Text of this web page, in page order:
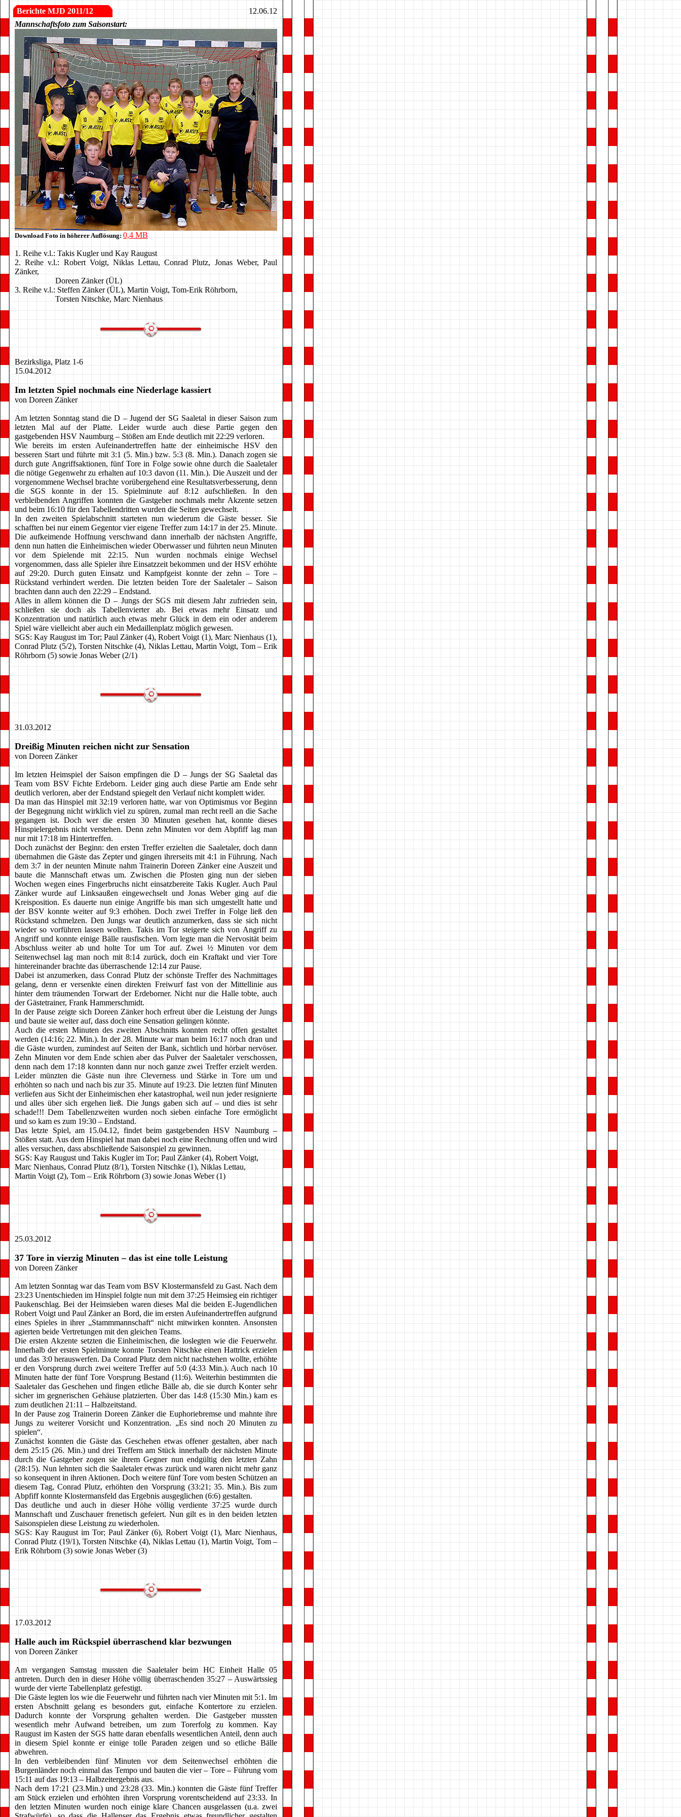
Berichte MJD 2011/12
12.06.12
Mannschaftsfoto zum Saisonstart:
Download Foto in höherer Auflösung: 0,4 MB
1. Reihe v.l.: Takis Kugler und Kay Raugust
2. Reihe v.l.: Robert Voigt, Niklas Lettau, Conrad Plutz, Jonas Weber, Paul
Zänker,
Doreen Zänker (ÜL)
3. Reihe v.l.: Steffen Zänker (ÜL), Martin Voigt, Tom-Erik Röhrborn,
Torsten Nitschke, Marc Nienhaus
Bezirksliga, Platz 1-6
15.04.2012
Im letzten Spiel nochmals eine Niederlage kassiert
von Doreen Zänker
Am letzten Sonntag stand die D – Jugend der SG Saaletal in dieser Saison zum
letzten Mal auf der Platte. Leider wurde auch diese Partie gegen den
gastgebenden HSV Naumburg – Stößen am Ende deutlich mit 22:29 verloren.
Wie bereits im ersten Aufeinandertreffen hatte der einheimische HSV den
besseren Start und führte mit 3:1 (5. Min.) bzw. 5:3 (8. Min.). Danach zogen sie
durch gute Angriffsaktionen, fünf Tore in Folge sowie ohne durch die Saaletaler
die nötige Gegenwehr zu erhalten auf 10:3 davon (11. Min.). Die Auszeit und der
vorgenommene Wechsel brachte vorübergehend eine Resultatsverbesserung, denn
die SGS konnte in der 15. Spielminute auf 8:12 aufschließen. In den
verbleibenden Angriffen konnten die Gastgeber nochmals mehr Akzente setzen
und beim 16:10 für den Tabellendritten wurden die Seiten gewechselt.
In den zweiten Spielabschnitt starteten nun wiederum die Gäste besser. Sie
schafften bei nur einem Gegentor vier eigene Treffer zum 14:17 in der 25. Minute.
Die aufkeimende Hoffnung verschwand dann innerhalb der nächsten Angriffe,
denn nun hatten die Einheimischen wieder Oberwasser und führten neun Minuten
vor dem Spielende mit 22:15. Nun wurden nochmals einige Wechsel
vorgenommen, dass alle Spieler ihre Einsatzzeit bekommen und der HSV erhöhte
auf 29:20. Durch guten Einsatz und Kampfgeist konnte der zehn – Tore –
Rückstand verhindert werden. Die letzten beiden Tore der Saaletaler – Saison
brachten dann auch den 22:29 – Endstand.
Alles in allem können die D – Jungs der SGS mit diesem Jahr zufrieden sein,
schließen sie doch als Tabellenvierter ab. Bei etwas mehr Einsatz und
Konzentration und natürlich auch etwas mehr Glück in dem ein oder anderem
Spiel wäre vielleicht aber auch ein Medaillenplatz möglich gewesen.
SGS: Kay Raugust im Tor; Paul Zänker (4), Robert Voigt (1), Marc Nienhaus (1),
Conrad Plutz (5/2), Torsten Nitschke (4), Niklas Lettau, Martin Voigt, Tom – Erik
Röhrborn (5) sowie Jonas Weber (2/1)
31.03.2012
Dreißig Minuten reichen nicht zur Sensation
von Doreen Zänker
Im letzten Heimspiel der Saison empfingen die D – Jungs der SG Saaletal das
Team vom BSV Fichte Erdeborn. Leider ging auch diese Partie am Ende sehr
deutlich verloren, aber der Endstand spiegelt den Verlauf nicht komplett wider.
Da man das Hinspiel mit 32:19 verloren hatte, war von Optimismus vor Beginn
der Begegnung nicht wirklich viel zu spüren, zumal man recht reell an die Sache
gegangen ist. Doch wer die ersten 30 Minuten gesehen hat, konnte dieses
Hinspielergebnis nicht verstehen. Denn zehn Minuten vor dem Abpfiff lag man
nur mit 17:18 im Hintertreffen.
Doch zunächst der Beginn: den ersten Treffer erzielten die Saaletaler, doch dann
übernahmen die Gäste das Zepter und gingen ihrerseits mit 4:1 in Führung. Nach
dem 3:7 in der neunten Minute nahm Trainerin Doreen Zänker eine Auszeit und
baute die Mannschaft etwas um. Zwischen die Pfosten ging nun der sieben
Wochen wegen eines Fingerbruchs nicht einsatzbereite Takis Kugler. Auch Paul
Zänker wurde auf Linksaußen eingewechselt und Jonas Weber ging auf die
Kreisposition. Es dauerte nun einige Angriffe bis man sich umgestellt hatte und
der BSV konnte weiter auf 9:3 erhöhen. Doch zwei Treffer in Folge ließ den
Rückstand schmelzen. Den Jungs war deutlich anzumerken, dass sie sich nicht
wieder so vorführen lassen wollten. Takis im Tor steigerte sich von Angriff zu
Angriff und konnte einige Bälle rausfischen. Vorn legte man die Nervosität beim
Abschluss weiter ab und holte Tor um Tor auf. Zwei ½ Minuten vor dem
Seitenwechsel lag man noch mit 8:14 zurück, doch ein Kraftakt und vier Tore
hintereinander brachte das überraschende 12:14 zur Pause.
Dabei ist anzumerken, dass Conrad Plutz der schönste Treffer des Nachmittages
gelang, denn er versenkte einen direkten Freiwurf fast von der Mittellinie aus
hinter dem träumenden Torwart der Erdeborner. Nicht nur die Halle tobte, auch
der Gästetrainer, Frank Hammerschmidt.
In der Pause zeigte sich Doreen Zänker hoch erfreut über die Leistung der Jungs
und baute sie weiter auf, dass doch eine Sensation gelingen könnte.
Auch die ersten Minuten des zweiten Abschnitts konnten recht offen gestaltet
werden (14:16; 22. Min.). In der 28. Minute war man beim 16:17 noch dran und
die Gäste wurden, zumindest auf Seiten der Bank, sichtlich und hörbar nervöser.
Zehn Minuten vor dem Ende schien aber das Pulver der Saaletaler verschossen,
denn nach dem 17:18 konnten dann nur noch ganze zwei Treffer erzielt werden.
Leider münzten die Gäste nun ihre Cleverness und Stärke in Tore um und
erhöhten so nach und nach bis zur 35. Minute auf 19:23. Die letzten fünf Minuten
verliefen aus Sicht der Einheimischen eher katastrophal, weil nun jeder resignierte
und alles über sich ergehen ließ. Die Jungs gaben sich auf – und dies ist sehr
schade!!! Dem Tabellenzweiten wurden noch sieben einfache Tore ermöglicht
und so kam es zum 19:30 – Endstand.
Das letzte Spiel, am 15.04.12, findet beim gastgebenden HSV Naumburg –
Stößen statt. Aus dem Hinspiel hat man dabei noch eine Rechnung offen und wird
alles versuchen, dass abschließende Saisonspiel zu gewinnen.
SGS: Kay Raugust und Takis Kugler im Tor; Paul Zänker (4), Robert Voigt,
Marc Nienhaus, Conrad Plutz (8/1), Torsten Nitschke (1), Niklas Lettau,
Martin Voigt (2), Tom – Erik Röhrborn (3) sowie Jonas Weber (1)
25.03.2012
37 Tore in vierzig Minuten – das ist eine tolle Leistung
von Doreen Zänker
Am letzten Sonntag war das Team vom BSV Klostermansfeld zu Gast. Nach dem
23:23 Unentschieden im Hinspiel folgte nun mit dem 37:25 Heimsieg ein richtiger
Paukenschlag. Bei der Heimsieben waren dieses Mal die beiden E-Jugendlichen
Robert Voigt und Paul Zänker an Bord, die im ersten Aufeinandertreffen aufgrund
eines Spieles in ihrer „Stammmannschaft“ nicht mitwirken konnten. Ansonsten
agierten beide Vertretungen mit den gleichen Teams.
Die ersten Akzente setzten die Einheimischen, die loslegten wie die Feuerwehr.
Innerhalb der ersten Spielminute konnte Torsten Nitschke einen Hattrick erzielen
und das 3:0 herauswerfen. Da Conrad Plutz dem nicht nachstehen wollte, erhöhte
er den Vorsprung durch zwei weitere Treffer auf 5:0 (4:33 Min.). Auch nach 10
Minuten hatte der fünf Tore Vorsprung Bestand (11:6). Weiterhin bestimmten die
Saaletaler das Geschehen und fingen etliche Bälle ab, die sie durch Konter sehr
sicher im gegnerischen Gehäuse platzierten. Über das 14:8 (15:30 Min.) kam es
zum deutlichen 21:11 – Halbzeitstand.
In der Pause zog Trainerin Doreen Zänker die Euphoriebremse und mahnte ihre
Jungs zu weiterer Vorsicht und Konzentration. „Es sind noch 20 Minuten zu
spielen“.
Zunächst konnten die Gäste das Geschehen etwas offener gestalten, aber nach
dem 25:15 (26. Min.) und drei Treffern am Stück innerhalb der nächsten Minute
durch die Gastgeber zogen sie ihrem Gegner nun endgültig den letzten Zahn
(28:15). Nun lehnten sich die Saaletaler etwas zurück und waren nicht mehr ganz
so konsequent in ihren Aktionen. Doch weitere fünf Tore vom besten Schützen an
diesem Tag, Conrad Plutz, erhöhten den Vorsprung (33:21; 35. Min.). Bis zum
Abpfiff konnte Klostermansfeld das Ergebnis ausgeglichen (6:6) gestalten.
Das deutliche und auch in dieser Höhe völlig verdiente 37:25 wurde durch
Mannschaft und Zuschauer frenetisch gefeiert. Nun gilt es in den beiden letzten
Saisonspielen diese Leistung zu wiederholen.
SGS: Kay Raugust im Tor; Paul Zänker (6), Robert Voigt (1), Marc Nienhaus,
Conrad Plutz (19/1), Torsten Nitschke (4), Niklas Lettau (1), Martin Voigt, Tom –
Erik Röhrborn (3) sowie Jonas Weber (3)
17.03.2012
Halle auch im Rückspiel überraschend klar bezwungen
von Doreen Zänker
Am vergangen Samstag mussten die Saaletaler beim HC Einheit Halle 05
antreten. Durch den in dieser Höhe völlig überraschenden 35:27 – Auswärtssieg
wurde der vierte Tabellenplatz gefestigt.
Die Gäste legten los wie die Feuerwehr und führten nach vier Minuten mit 5:1. Im
ersten Abschnitt gelang es besonders gut, einfache Kontertore zu erzielen.
Dadurch konnte der Vorsprung gehalten werden. Die Gastgeber mussten
wesentlich mehr Aufwand betreiben, um zum Torerfolg zu kommen. Kay
Raugust im Kasten der SGS hatte daran ebenfalls wesentlichen Anteil, denn auch
in diesem Spiel konnte er einige tolle Paraden zeigen und so etliche Bälle
abwehren.
In den verbleibenden fünf Minuten vor dem Seitenwechsel erhöhten die
Burgenländer noch einmal das Tempo und bauten die vier – Tore – Führung vom
15:11 auf das 19:13 – Halbzeitergebnis aus.
Nach dem 17:21 (23.Min.) und 23:28 (33. Min.) konnten die Gäste fünf Treffer
am Stück erzielen und erhöhten ihren Vorsprung vorentscheidend auf 23:33. In
den letzten Minuten wurden noch einige klare Chancen ausgelassen (u.a. zwei